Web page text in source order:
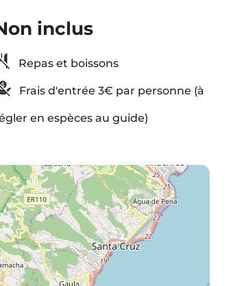
inclus
Repas et boissons
Frais d'entrée 3€ par personne (à
en espèces au guide)